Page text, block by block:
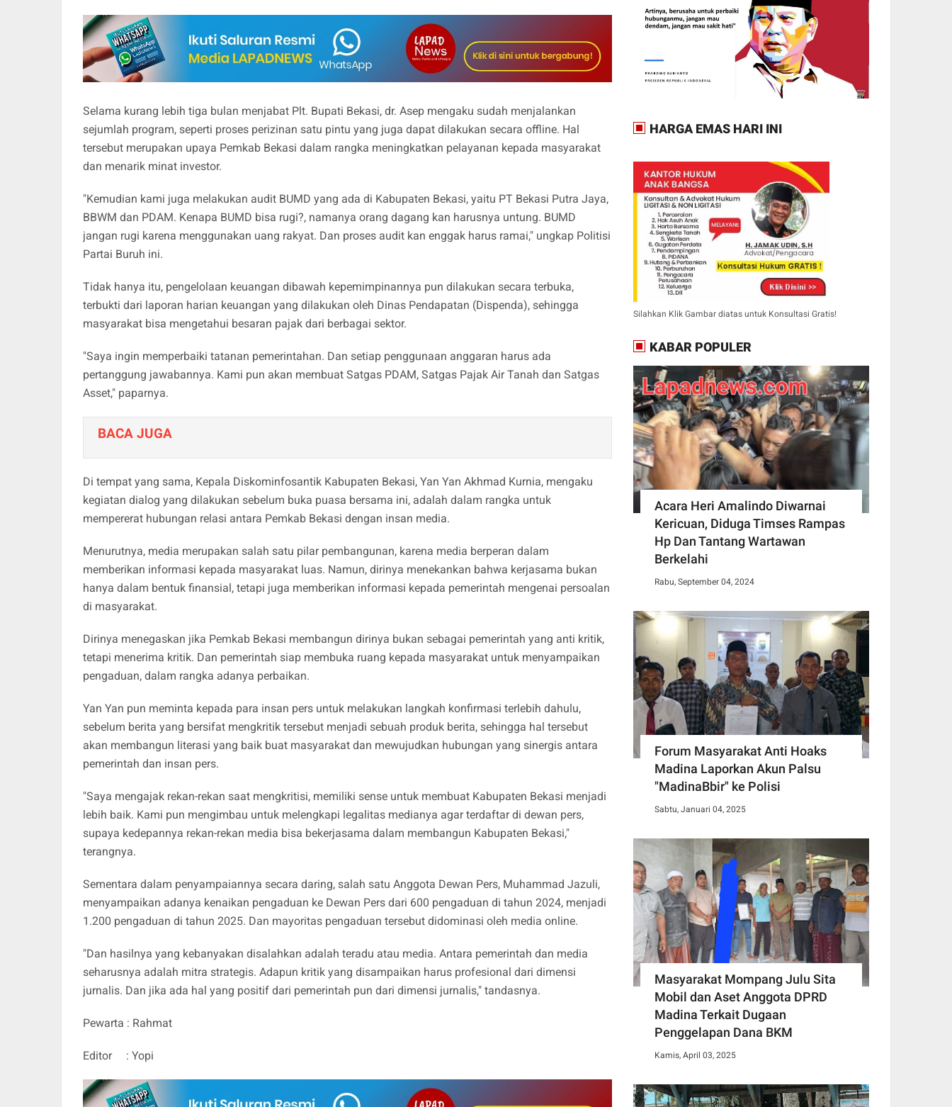
Selama kurang lebih tiga bulan menjabat Plt. Bupati Bekasi, dr. Asep mengaku sudah menjalankan
sejumlah program, seperti proses perizinan satu pintu yang juga dapat dilakukan secara offline. Hal
tersebut merupakan upaya Pemkab Bekasi dalam rangka meningkatkan pelayanan kepada masyarakat
dan menarik minat investor.
"Kemudian kami juga melakukan audit BUMD yang ada di Kabupaten Bekasi, yaitu PT Bekasi Putra Jaya,
BBWM dan PDAM. Kenapa BUMD bisa rugi?, namanya orang dagang kan harusnya untung. BUMD
jangan rugi karena menggunakan uang rakyat. Dan proses audit kan enggak harus ramai," ungkap Politisi
Partai Buruh ini.
Tidak hanya itu, pengelolaan keuangan dibawah kepemimpinannya pun dilakukan secara terbuka,
terbukti dari laporan harian keuangan yang dilakukan oleh Dinas Pendapatan (Dispenda), sehingga
masyarakat bisa mengetahui besaran pajak dari berbagai sektor.
"Saya ingin memperbaiki tatanan pemerintahan. Dan setiap penggunaan anggaran harus ada
pertanggung jawabannya. Kami pun akan membuat Satgas PDAM, Satgas Pajak Air Tanah dan Satgas
Asset," paparnya.
BACA JUGA
Di tempat yang sama, Kepala Diskominfosantik Kabupaten Bekasi, Yan Yan Akhmad Kurnia, mengaku
kegiatan dialog yang dilakukan sebelum buka puasa bersama ini, adalah dalam rangka untuk
mempererat hubungan relasi antara Pemkab Bekasi dengan insan media.
Menurutnya, media merupakan salah satu pilar pembangunan, karena media berperan dalam
memberikan informasi kepada masyarakat luas. Namun, dirinya menekankan bahwa kerjasama bukan
hanya dalam bentuk finansial, tetapi juga memberikan informasi kepada pemerintah mengenai persoalan
di masyarakat.
Dirinya menegaskan jika Pemkab Bekasi membangun dirinya bukan sebagai pemerintah yang anti kritik,
tetapi menerima kritik. Dan pemerintah siap membuka ruang kepada masyarakat untuk menyampaikan
pengaduan, dalam rangka adanya perbaikan.
Yan Yan pun meminta kepada para insan pers untuk melakukan langkah konfirmasi terlebih dahulu,
sebelum berita yang bersifat mengkritik tersebut menjadi sebuah produk berita, sehingga hal tersebut
akan membangun literasi yang baik buat masyarakat dan mewujudkan hubungan yang sinergis antara
pemerintah dan insan pers.
"Saya mengajak rekan-rekan saat mengkritisi, memiliki sense untuk membuat Kabupaten Bekasi menjadi
lebih baik. Kami pun mengimbau untuk melengkapi legalitas medianya agar terdaftar di dewan pers,
supaya kedepannya rekan-rekan media bisa bekerjasama dalam membangun Kabupaten Bekasi,"
terangnya.
Sementara dalam penyampaiannya secara daring, salah satu Anggota Dewan Pers, Muhammad Jazuli,
menyampaikan adanya kenaikan pengaduan ke Dewan Pers dari 600 pengaduan di tahun 2024, menjadi
1.200 pengaduan di tahun 2025. Dan mayoritas pengaduan tersebut didominasi oleh media online.
"Dan hasilnya yang kebanyakan disalahkan adalah teradu atau media. Antara pemerintah dan media
seharusnya adalah mitra strategis. Adapun kritik yang disampaikan harus profesional dari dimensi
jurnalis. Dan jika ada hal yang positif dari pemerintah pun dari dimensi jurnalis," tandasnya.
Pewarta : Rahmat
Editor : Yopi
HARGA EMAS HARI INI
Silahkan Klik Gambar diatas untuk Konsultasi Gratis!
KABAR POPULER
Acara Heri Amalindo Diwarnai
Kericuan, Diduga Timses Rampas
Hp Dan Tantang Wartawan
Berkelahi
Rabu, September 04, 2024
Forum Masyarakat Anti Hoaks
Madina Laporkan Akun Palsu
"MadinaBbir" ke Polisi
Sabtu, Januari 04, 2025
Masyarakat Mompang Julu Sita
Mobil dan Aset Anggota DPRD
Madina Terkait Dugaan
Penggelapan Dana BKM
Kamis, April 03, 2025